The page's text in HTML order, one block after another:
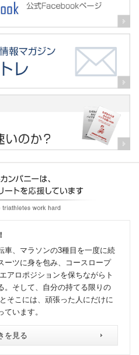
車、マラソンの3種目を一度に続
ーツに身を包み、コースロープ
アロポジションを保ちながらト
。そして、自分の持てる限りの
そこには、頑張った人にだけに
います。
を見る